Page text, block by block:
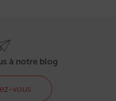
à notre blog
vous